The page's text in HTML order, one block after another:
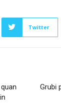
Twitter
Grubi